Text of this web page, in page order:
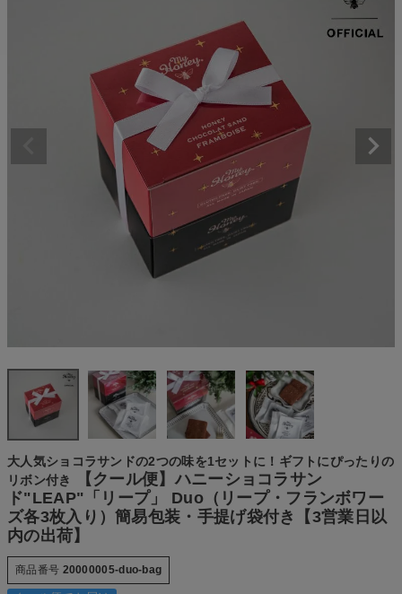
大人気ショコラサンドの2つの味を1セットに！ギフトにぴったりの
リボン付き
【クール便】ハニーショコラサン
ド"LEAP"「リープ」 Duo（リープ・フランボワー
ズ各3枚入り）簡易包装・手提げ袋付き【3営業日以
内の出荷】
商品番号 20000005-duo-bag